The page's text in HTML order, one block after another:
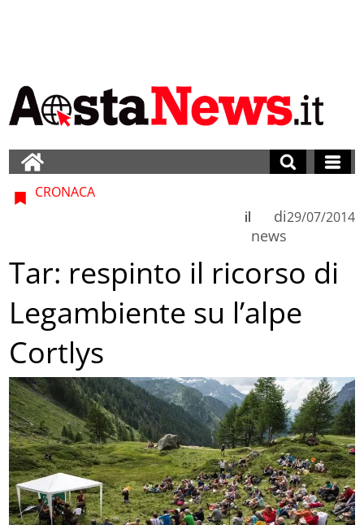
CRONACA
di
news
il 29/07/2014
Tar: respinto il ricorso di
Legambiente su l’alpe
Cortlys